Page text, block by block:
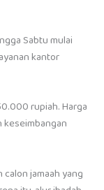
Sabtu mulai
kantor
rupiah. Harga
jamaah yang